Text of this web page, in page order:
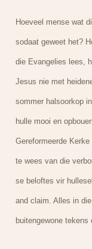
Hoeveel mense wat
sodaat geweet het?
die Evangelies lees,
Jesus nie met
sommer halsoorkop
hulle mooi en
Gereformeerde
te wees van die
se beloftes vir
and claim. Alles in
buitengewone